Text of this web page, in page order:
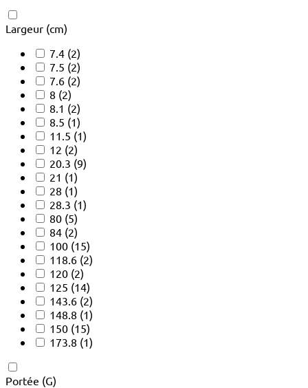
Largeur (cm)
7.4 (2)
7.5 (2)
7.6 (2)
8 (2)
8.1 (2)
8.5 (1)
11.5 (1)
12 (2)
20.3 (9)
21 (1)
28 (1)
28.3 (1)
80 (5)
84 (2)
100 (15)
118.6 (2)
120 (2)
125 (14)
143.6 (2)
148.8 (1)
150 (15)
173.8 (1)
Portée (G)